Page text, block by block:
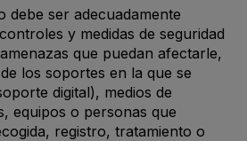
debe ser adecuadamente
y medidas de seguridad
que puedan afectarle,
los soportes en la que se
digital), medios de
equipos o personas que
registro, tratamiento o